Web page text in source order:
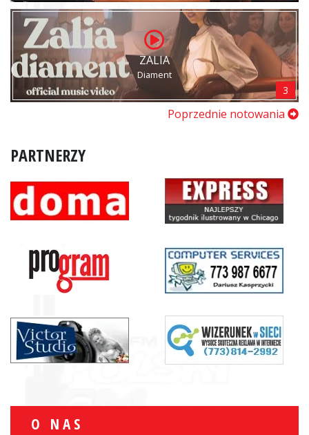
ZALIA
Diament
3
Poprzednie notowania
PARTNERZY
O NAS